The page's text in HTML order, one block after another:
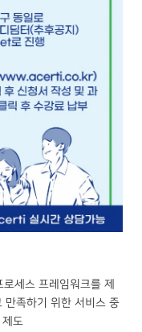
세스 프레임워크를 제
만족하기 위한 서비스 중
도